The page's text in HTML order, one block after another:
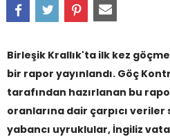
Birleşik Krallık'ta ilk kez
bir rapor yayınlandı. Göç
tarafından hazırlanan bu
oranlarına dair çarpıcı
yabancı uyruklular, İngiliz